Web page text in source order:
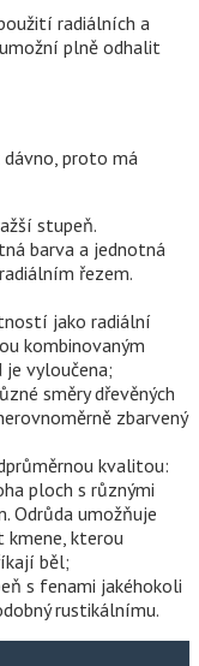
radiálních a
plně odhalit
proto má
stupeň.
barva a jednotná
řezem.
jako radiální
kombinovaným
vyloučena;
směry dřevěných
zbarvený
kvalitou:
ploch s různými
Odrůda umožňuje
kmene, kterou
běl;
s fenami jakéhokoli
rustikálnímu.